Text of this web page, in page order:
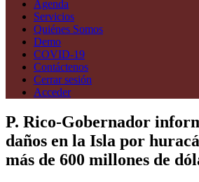
Agenda
Servicios
Quiénes Somos
Demo
COVID-19
Contáctenos
Cerrar sesión
Acceder
P. Rico-Gobernador
daños en la Isla por
más de 600 millones de